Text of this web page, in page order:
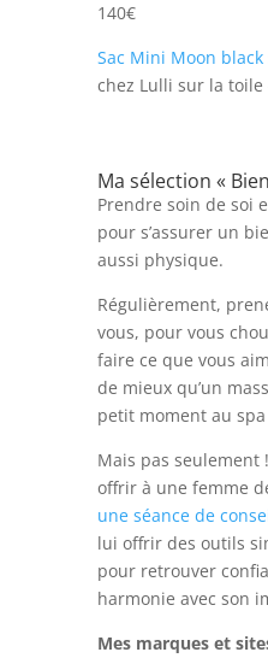
140€
Sac Mini Moon
chez Lulli sur la toile
Ma sélection «
Prendre soin de soi
pour s’assurer un
aussi physique.
Régulièrement,
vous, pour vous
faire ce que vous
de mieux qu’un
petit moment au spa
Mais pas seulement
offrir à une femme
une séance de
lui offrir des outils
pour retrouver
harmonie avec son
Mes marques et